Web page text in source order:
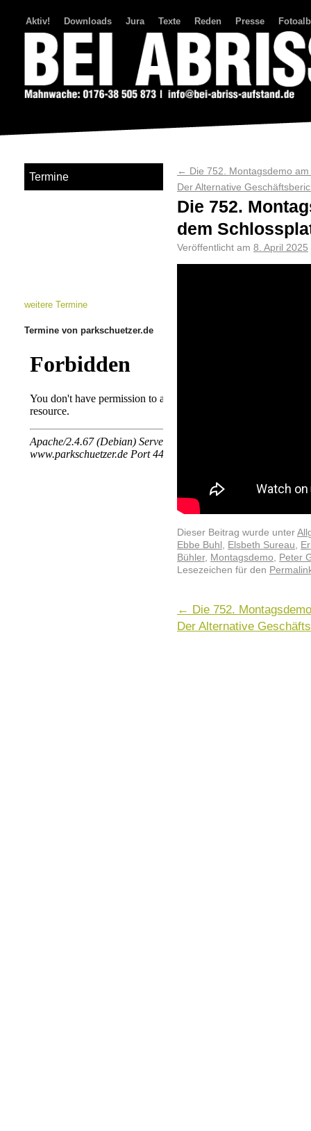
Aktiv! Downloads Jura Texte Reden Presse
← Die 752. Montagsdemo
Der Alternative
Die 752.
dem
Veröffentlicht am 8. April 2025
Dieser Beitrag wurde unter
Ebbe Buhl
Elsbeth Sureau
Bühler, Montagsdemo
Peter
Lesezeichen für den
← Die 752.
Der Alternative
Termine
weitere Termine
Termine von parkschuetzer.de